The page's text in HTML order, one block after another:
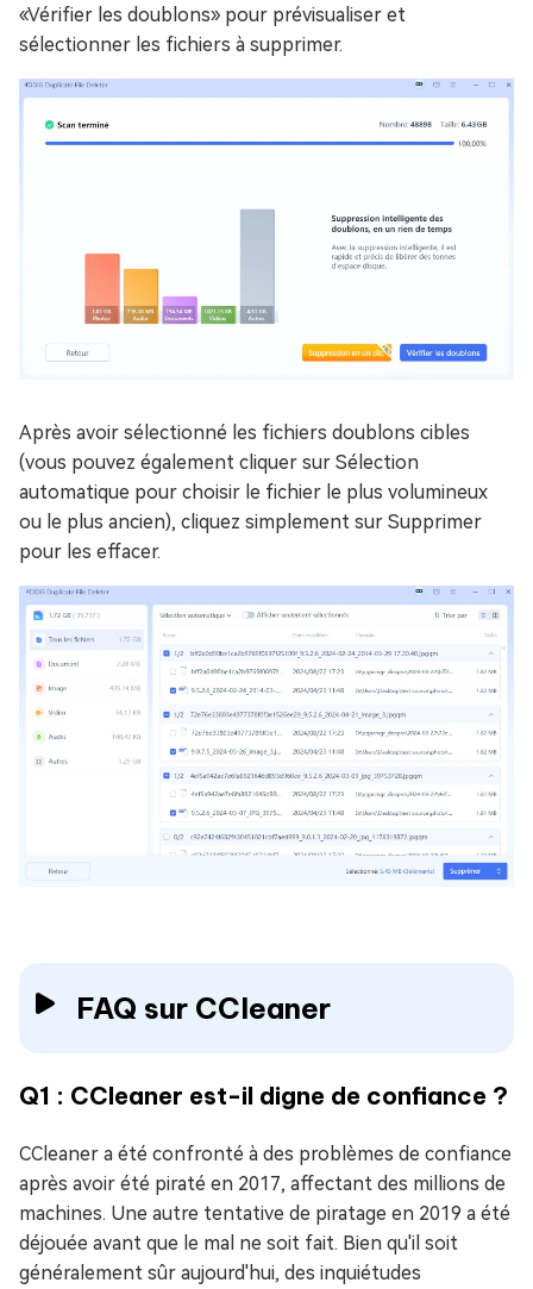
«Vérifier les doublons» pour prévisualiser et
sélectionner les fichiers à supprimer.
Après avoir sélectionné les fichiers doublons cibles
(vous pouvez également cliquer sur Sélection
automatique pour choisir le fichier le plus volumineux
ou le plus ancien), cliquez simplement sur Supprimer
pour les effacer.
FAQ sur CCleaner
Q1 : CCleaner est-il digne de confiance ?
CCleaner a été confronté à des problèmes de confiance
après avoir été piraté en 2017, affectant des millions de
machines. Une autre tentative de piratage en 2019 a été
déjouée avant que le mal ne soit fait. Bien qu'il soit
généralement sûr aujourd'hui, des inquiétudes